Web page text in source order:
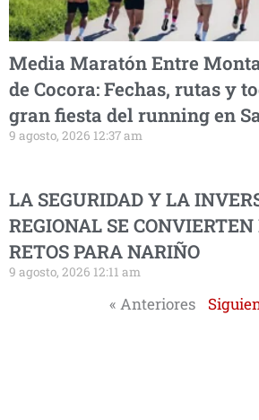
Media Maratón Entre
de Cocora: Fechas, rutas y
gran fiesta del running en
9 agosto, 2026 12:37 am
LA SEGURIDAD Y LA
REGIONAL SE
RETOS PARA NARIÑO
9 agosto, 2026 12:11 am
« Anteriores